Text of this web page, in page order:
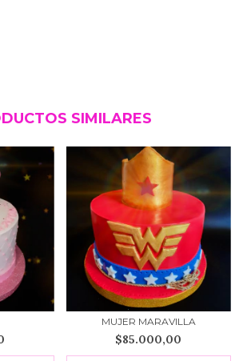
SIMILARES
MUJER MARAVILLA
$85.000,00